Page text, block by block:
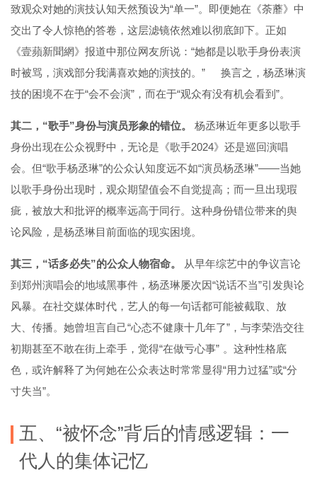
致观众对她的演技认知天然预设为“单一”。即便她在《荼蘼》中
交出了令人惊艳的答卷，这层滤镜依然难以彻底卸下。正如
《壹蘋新聞網》报道中那位网友所说：“她都是以歌手身份表演
时被骂，演戏部分我满喜欢她的演技的。”
换言之，杨丞琳演
技的困境不在于“会不会演”，而在于“观众有没有机会看到”。
其二，“歌手”身份与演员形象的错位。
杨丞琳近年更多以歌手
身份出现在公众视野中，无论是《歌手2024》还是巡回演唱
会。但“歌手杨丞琳”的公众认知度远不如“演员杨丞琳”——当她
以歌手身份出现时，观众期望值会不自觉提高；而一旦出现瑕
疵，被放大和批评的概率远高于同行。这种身份错位带来的舆
论风险，是杨丞琳目前面临的现实困境。
其三，“话多必失”的公众人物宿命。
从早年综艺中的争议言论
到郑州演唱会的地域黑事件，杨丞琳屡次因“说话不当”引发舆论
风暴。在社交媒体时代，艺人的每一句话都可能被截取、放
大、传播。她曾坦言自己“心态不健康十几年了”，与李荣浩交往
初期甚至不敢在街上牵手，觉得“在做亏心事” 。这种性格底
色，或许解释了为何她在公众表达时常常显得“用力过猛”或“分
寸失当”。
五、“被怀念”背后的情感逻辑：一
代人的集体记忆